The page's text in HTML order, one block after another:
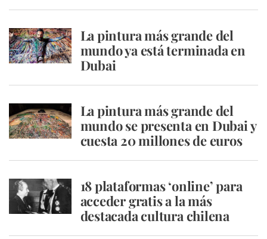
La pintura más grande del
mundo ya está terminada en
Dubai
La pintura más grande del
mundo se presenta en Dubai y
cuesta 20 millones de euros
18 plataformas ‘online’ para
acceder gratis a la más
destacada cultura chilena